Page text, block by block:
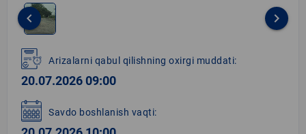
1
of
1
keyboard_arrow_left keyboard_arrow_right
Arizalarni qabul qilishning oxirgi muddati:
20.07.2026 09:00
Savdo boshlanish vaqti: